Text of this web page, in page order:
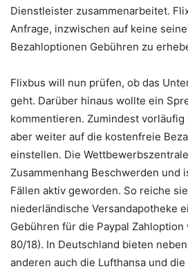
Dienstleister zusammenarbeitet.
Anfrage, inzwischen auf keine
Bezahloptionen Gebühren zu
Flixbus will nun prüfen, ob das
geht. Darüber hinaus wollte ein
kommentieren. Zumindest
aber weiter auf die kostenfreie
einstellen. Die
Zusammenhang Beschwerden und
Fällen aktiv geworden. So reiche
niederländische Versandapotheke
Gebühren für die Paypal
80/18). In Deutschland bieten
anderen auch die Lufthansa und